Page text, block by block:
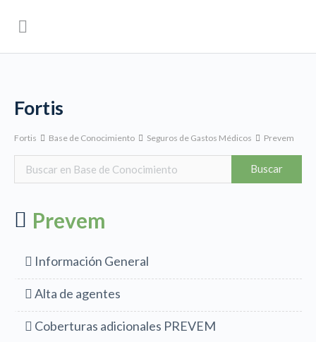
Fortis
Fortis Base de Conocimiento Seguros de Gastos Médicos Prevem
Prevem
Información General
Alta de agentes
Coberturas adicionales PREVEM